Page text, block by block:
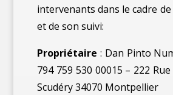
intervenants dans le cadre
et de son suivi:
Propriétaire : Dan Pinto
794 759 530 00015 – 222
Scudéry 34070 Montpellier